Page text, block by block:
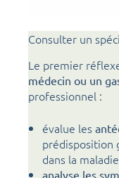
Consulter un
Le premier
médecin ou un
professionnel :
évalue les
prédisposition
dans la
analyse les